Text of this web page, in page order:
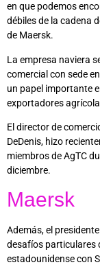
en que podemos
débiles de la cadena
de Maersk.
La empresa naviera
comercial con sede
un papel importante
exportadores
El director de
DeDenis, hizo
miembros de AgTC
diciembre.
Maersk
Además, el
desafíos particulares
estadounidense con